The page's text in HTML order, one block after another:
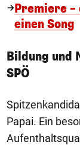
Premiere
einen Song
Bildung und
SPÖ
Papai. Ein